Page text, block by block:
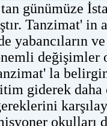
günümüze
Tanzimat'
yabancıların
la
giderek